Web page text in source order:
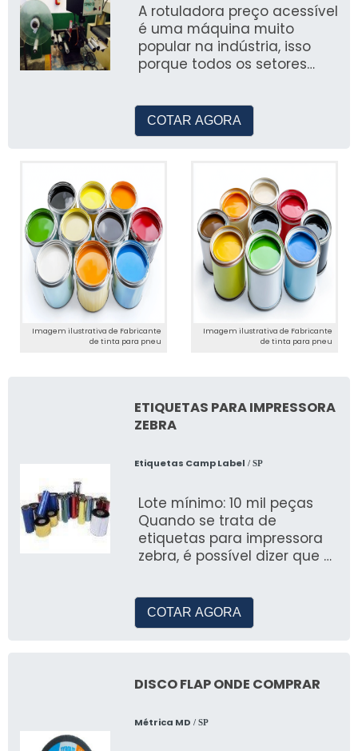
A rotuladora preço acessível
é uma máquina muito
popular na indústria, isso
porque todos os setores
COTAR AGORA
Imagem ilustrativa de Fabricante
de tinta para pneu
Imagem ilustrativa de Fabricante
de tinta para pneu
ETIQUETAS PARA IMPRESSORA
ZEBRA
Etiquetas Camp Label / SP
Lote mínimo: 10 mil peças
Quando se trata de
etiquetas para impressora
zebra, é possível dizer que é
COTAR AGORA
DISCO FLAP ONDE COMPRAR
Métrica MD / SP